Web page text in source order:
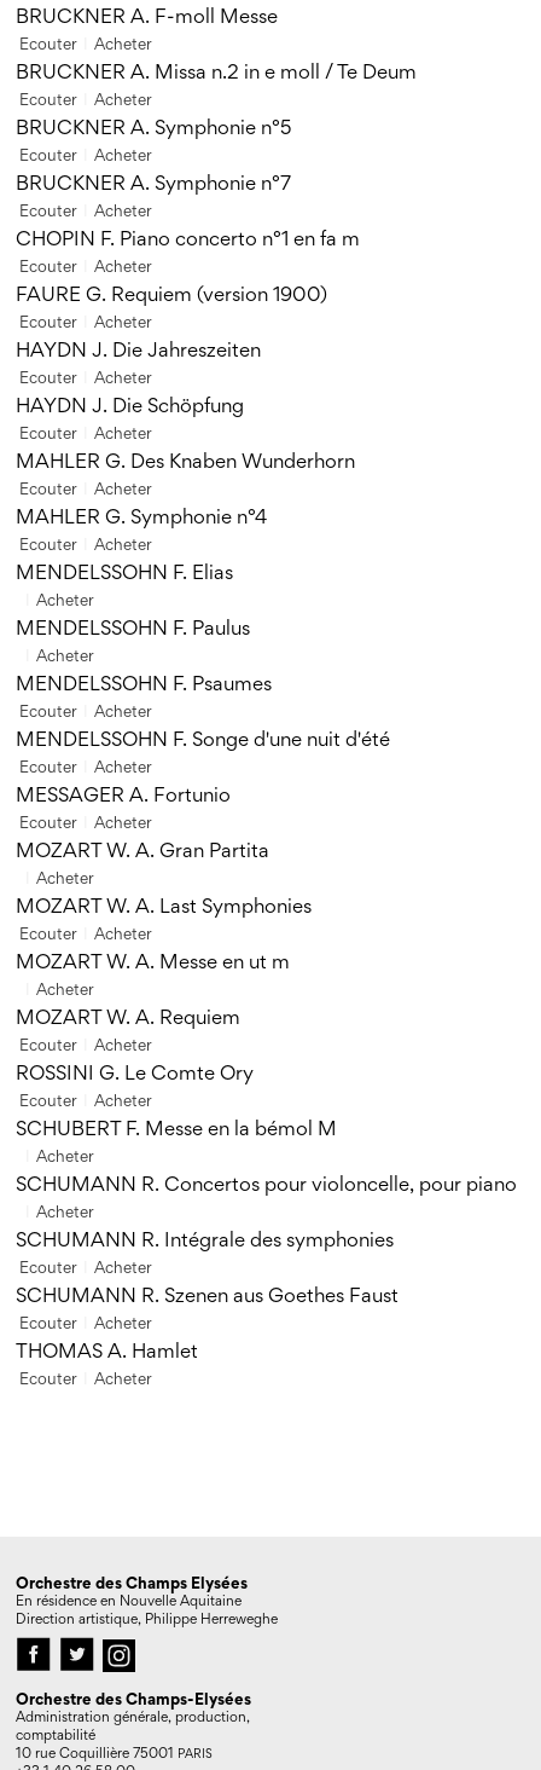
BRUCKNER A. F-moll Messe
Ecouter Acheter
BRUCKNER A. Missa n.2 in e moll / Te Deum
Ecouter Acheter
BRUCKNER A. Symphonie n°5
Ecouter Acheter
BRUCKNER A. Symphonie n°7
Ecouter Acheter
CHOPIN F. Piano concerto n°1 en fa m
Ecouter Acheter
FAURE G. Requiem (version 1900)
Ecouter Acheter
HAYDN J. Die Jahreszeiten
Ecouter Acheter
HAYDN J. Die Schöpfung
Ecouter Acheter
MAHLER G. Des Knaben Wunderhorn
Ecouter Acheter
MAHLER G. Symphonie n°4
Ecouter Acheter
MENDELSSOHN F. Elias
Acheter
MENDELSSOHN F. Paulus
Acheter
MENDELSSOHN F. Psaumes
Ecouter Acheter
MENDELSSOHN F. Songe d'une nuit d'été
Ecouter Acheter
MESSAGER A. Fortunio
Ecouter Acheter
MOZART W. A. Gran Partita
Acheter
MOZART W. A. Last Symphonies
Ecouter Acheter
MOZART W. A. Messe en ut m
Acheter
MOZART W. A. Requiem
Ecouter Acheter
ROSSINI G. Le Comte Ory
Ecouter Acheter
SCHUBERT F. Messe en la bémol M
Acheter
SCHUMANN R. Concertos pour violoncelle, pour piano
Acheter
SCHUMANN R. Intégrale des symphonies
Ecouter Acheter
SCHUMANN R. Szenen aus Goethes Faust
Ecouter Acheter
THOMAS A. Hamlet
Ecouter Acheter
Orchestre des Champs Elysées
En résidence en Nouvelle Aquitaine
Direction artistique, Philippe Herreweghe
Orchestre des Champs-Elysées
Administration générale, production,
comptabilité
10 rue Coquillière 75001 PARIS